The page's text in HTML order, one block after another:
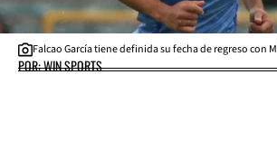
Falcao García tiene definida su fecha de regreso con
POR: WIN SPORTS